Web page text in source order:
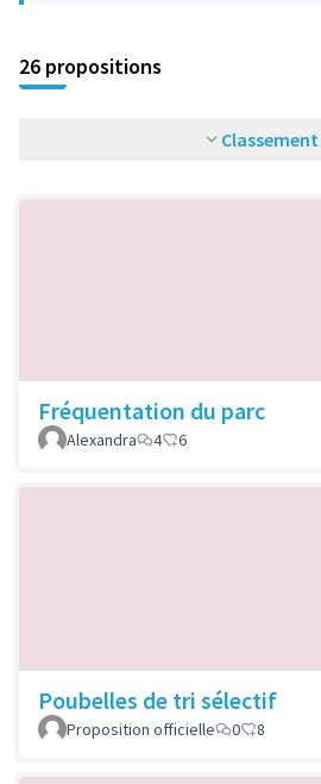
26 propositions
Fréquentation du parc
Alexandra 4 6
Poubelles de tri sélectif
Proposition officielle 0 8